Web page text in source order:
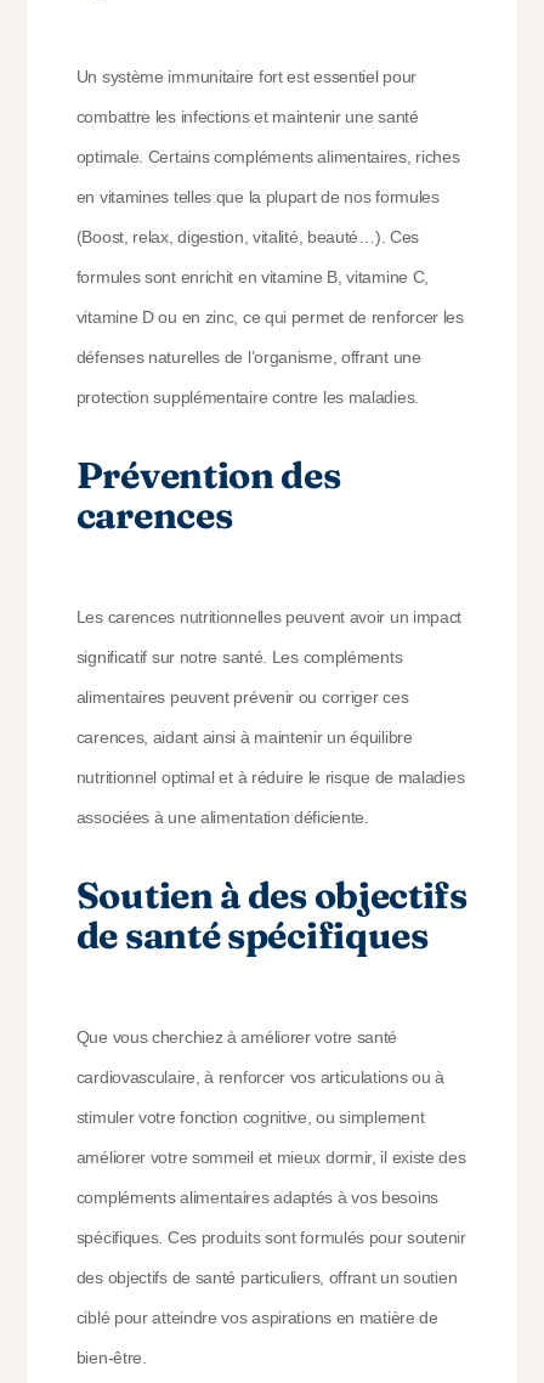
Un système immunitaire fort est essentiel pour
combattre les infections et maintenir une santé
optimale. Certains compléments alimentaires, riches
en vitamines telles que la plupart de nos formules
(Boost, relax, digestion, vitalité, beauté…). Ces
formules sont enrichit en vitamine B, vitamine C,
vitamine D ou en zinc, ce qui permet de renforcer les
défenses naturelles de l’organisme, offrant une
protection supplémentaire contre les maladies.
Prévention des
carences
Les carences nutritionnelles peuvent avoir un impact
significatif sur notre santé. Les compléments
alimentaires peuvent prévenir ou corriger ces
carences, aidant ainsi à maintenir un équilibre
nutritionnel optimal et à réduire le risque de maladies
associées à une alimentation déficiente.
Soutien à des objectifs
de santé spécifiques
Que vous cherchiez à améliorer votre santé
cardiovasculaire, à renforcer vos articulations ou à
stimuler votre fonction cognitive, ou simplement
améliorer votre sommeil et mieux dormir, il existe des
compléments alimentaires adaptés à vos besoins
spécifiques. Ces produits sont formulés pour soutenir
des objectifs de santé particuliers, offrant un soutien
ciblé pour atteindre vos aspirations en matière de
bien-être.